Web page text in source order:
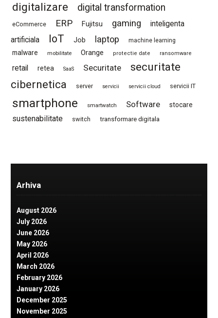
digitalizare digital transformation
eCommerce ERP Fujitsu gaming
inteligenta
artificiala
IoT Job laptop machine learning
malware mobilitate Orange protectie date ransomware
retail retea SaaS Securitate
securitate
cibernetica
server servicii servicii cloud servicii IT
smartphone smartwatch Software stocare
sustenabilitate switch transformare digitala
Arhiva
August 2026
July 2026
June 2026
May 2026
April 2026
March 2026
February 2026
January 2026
December 2025
November 2025